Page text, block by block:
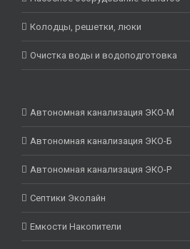
Колодцы, решетки, люки
Очистка воды и водоподготовка
Автономная канализация ЭКО-М
Автономная канализация ЭКО-Б
Автономная канализация ЭКО-Р
Септики Эколайн
Емкости Накопители